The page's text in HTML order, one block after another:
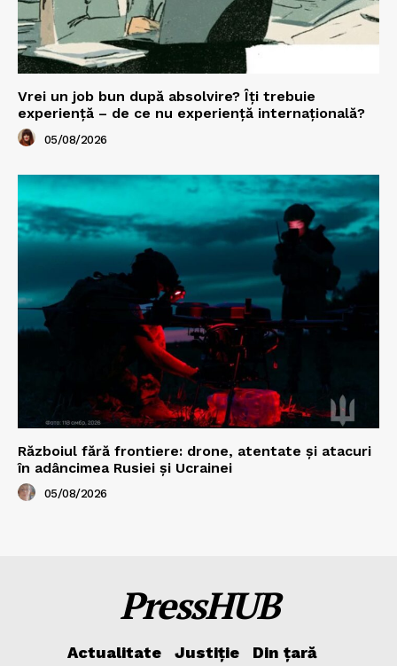
Vrei un job bun după absolvire? Îți trebuie
experiență – de ce nu experiență internațională?
05/08/2026
Războiul fără frontiere: drone, atentate și atacuri
în adâncimea Rusiei și Ucrainei
05/08/2026
PressHUB
Actualitate Justiție
Din țară